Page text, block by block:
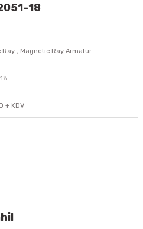
18
Ray , Magnetic Ray Armatür
+ KDV